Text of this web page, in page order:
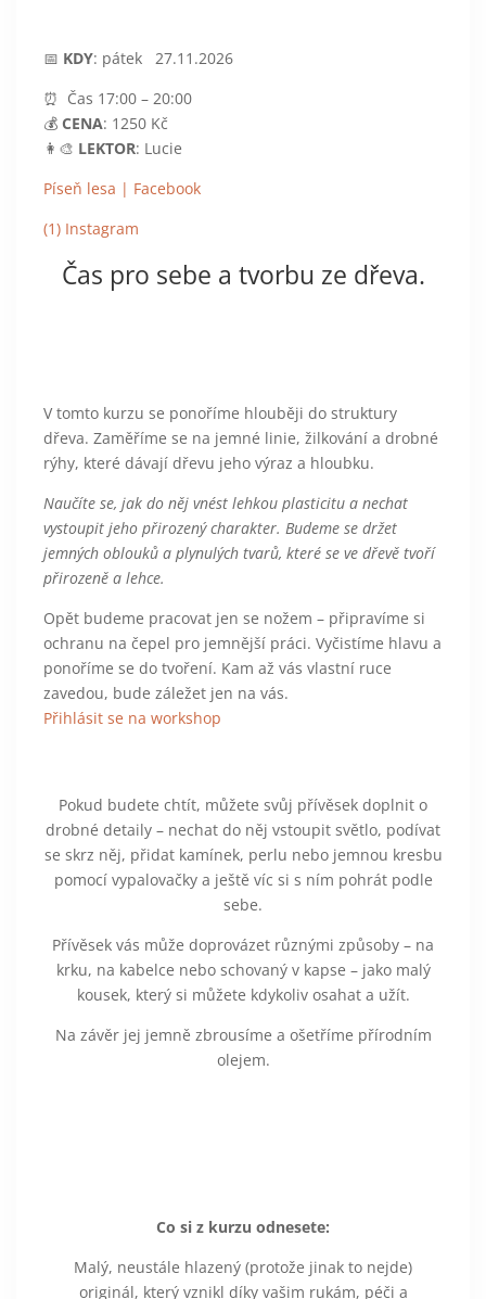
📅 KDY: pátek 27.11.2026
⏰ Čas 17:00 – 20:00
💰 CENA: 1250 Kč
👩‍🎨 LEKTOR: Lucie
Píseň lesa | Facebook
(1) Instagram
Čas pro sebe a tvorbu ze dřeva.
V tomto kurzu se ponoříme hlouběji do struktury
dřeva. Zaměříme se na jemné linie, žilkování a drobné
rýhy, které dávají dřevu jeho výraz a hloubku.
Naučíte se, jak do něj vnést lehkou plasticitu a nechat
vystoupit jeho přirozený charakter. Budeme se držet
jemných oblouků a plynulých tvarů, které se ve dřevě tvoří
přirozeně a lehce.
Opět budeme pracovat jen se nožem – připravíme si
ochranu na čepel pro jemnější práci. Vyčistíme hlavu a
ponoříme se do tvoření. Kam až vás vlastní ruce
zavedou, bude záležet jen na vás.
Přihlásit se na workshop
Pokud budete chtít, můžete svůj přívěsek doplnit o
drobné detaily – nechat do něj vstoupit světlo, podívat
se skrz něj, přidat kamínek, perlu nebo jemnou kresbu
pomocí vypalovačky a ještě víc si s ním pohrát podle
sebe.
Přívěsek vás může doprovázet různými způsoby – na
krku, na kabelce nebo schovaný v kapse – jako malý
kousek, který si můžete kdykoliv osahat a užít.
Na závěr jej jemně zbrousíme a ošetříme přírodním
olejem.
Co si z kurzu odnesete:
Malý, neustále hlazený (protože jinak to nejde)
originál, který vznikl díky vašim rukám, péči a